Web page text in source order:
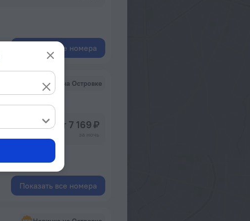
Показать все номера
Frazione Champlong Dessus, 21, 11018 Introd, Italy, Вильнёв
Новинка на Островке
от 7 169 ₽
Показать все номера